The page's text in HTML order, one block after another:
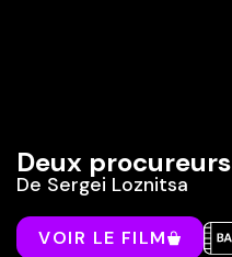
Deux procureurs
De Sergei Loznitsa
VOIR LE FILM